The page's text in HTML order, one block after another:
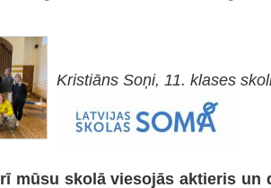
Kristiāns Soņi, 11. klases
mūsu skolā viesojās aktieris un